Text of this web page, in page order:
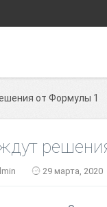
от Формулы 1
29 марта, 2020